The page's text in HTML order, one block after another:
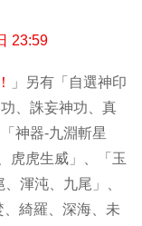
23:59
」另有「自選神印
、誅妄神功、真
神器-九淵斬星
虎虎生威」、「玉
渾沌、九尾」、
、綺羅、深海、未